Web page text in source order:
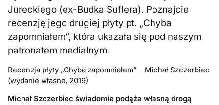
Jureckiego (ex-Budka Suflera). Poznajcie
recenzję jego drugiej płyty pt. „Chyba
zapomniałem”, która ukazała się pod naszym
patronatem medialnym.
Recenzja płyty „Chyba zapomniałem” – Michał Szczerbiec
(wydanie własne, 2019)
Michał Szczerbiec świadomie podąża własną drogą